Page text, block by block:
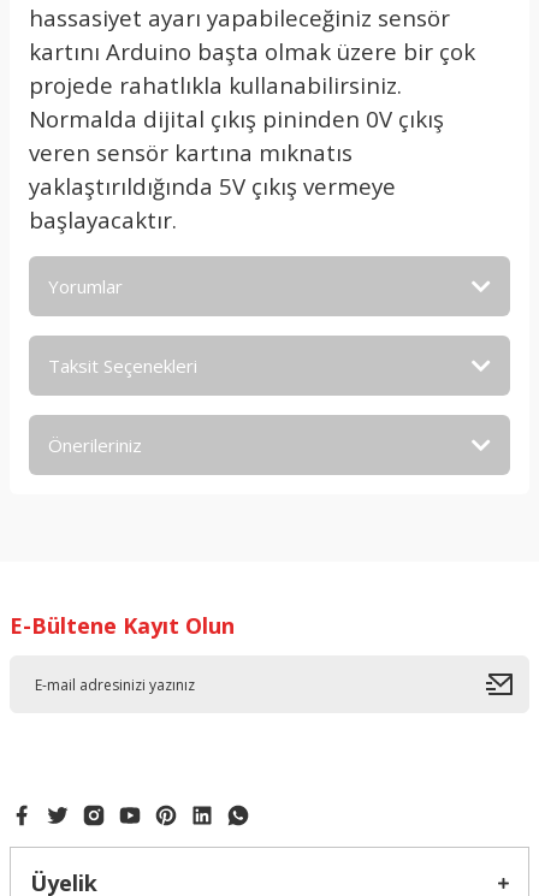
hassasiyet ayarı yapabileceğiniz sensör
kartını Arduino başta olmak üzere bir çok
projede rahatlıkla kullanabilirsiniz.
Normalda dijital çıkış pininden 0V çıkış
veren sensör kartına mıknatıs
yaklaştırıldığında 5V çıkış vermeye
başlayacaktır.
Yorumlar
Taksit Seçenekleri
Önerileriniz
Ürün resmi kalitesiz, bozuk veya görüntülenemiyor.
E-Bültene Kayıt Olun
Üyelik